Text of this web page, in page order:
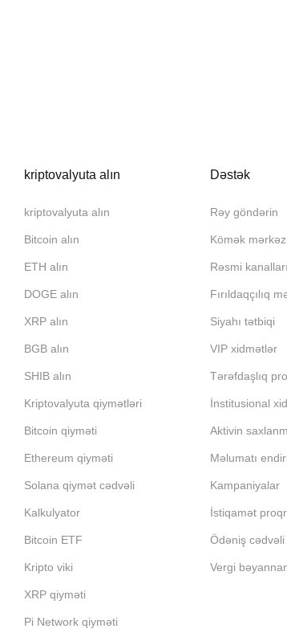
kriptovalyuta alın
kriptovalyuta alın
Bitcoin alın
ETH alın
DOGE alın
XRP alın
BGB alın
SHIB alın
Kriptovalyuta qiymətləri
Bitcoin qiyməti
Ethereum qiyməti
Solana qiymət cədvəli
Kalkulyator
Bitcoin ETF
Kripto viki
XRP qiyməti
Pi Network qiyməti
Dəstək
Rəy göndərin
Kömək mərkəzi
Rəsmi
Fırıldaqçılıq
Siyahı tətbiqi
VIP xidmətlər
Tərəfdaşlıq
İnstitusional
Aktivin
Məlumatı
Kampaniyalar
İstiqamət
Ödəniş cədvəli
Vergi